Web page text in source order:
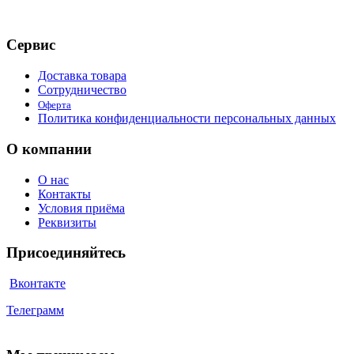
Сервис
Доставка товара
Сотрудничество
Оферта
Политика конфиденциальности персональных данных
О компании
О нас
Контакты
Условия приёма
Реквизиты
Присоединяйтесь
Вконтакте
Телеграмм